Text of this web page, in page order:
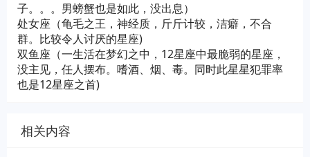
子。。。男螃蟹也是如此，没出息）
处女座（龟毛之王，神经质，斤斤计较，洁癖，不合
群。比较令人讨厌的星座)
双鱼座（一生活在梦幻之中，12星座中最脆弱的星座，
没主见，任人摆布。嗜酒、烟、毒。同时此星星犯罪率
也是12星座之首)
相关内容